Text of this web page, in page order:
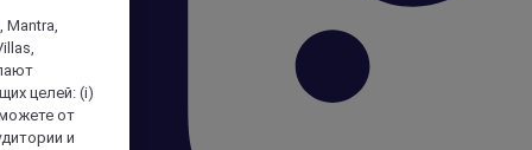
Mantra,
целей: (i)
от
и